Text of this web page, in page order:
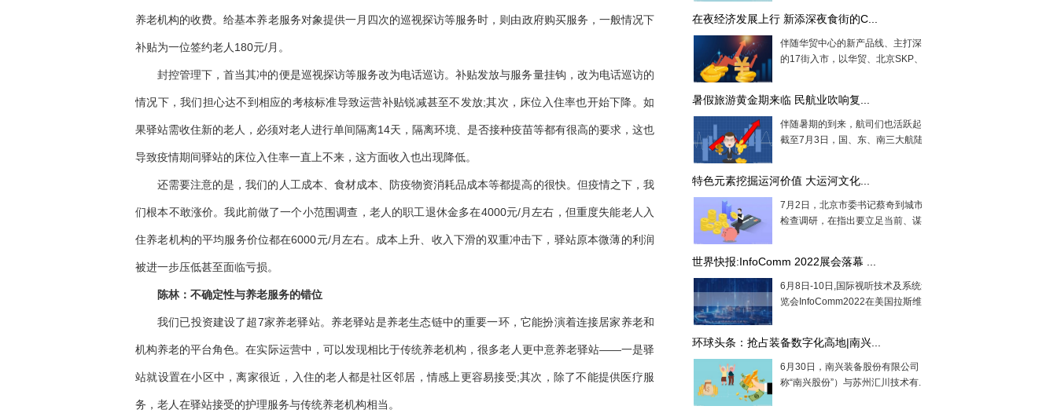
养老机构的收费。给基本养老服务对象提供一月四次的巡视探访等服务时，则由政府购买服务，一般情况下
补贴为一位签约老人180元/月。
封控管理下，首当其冲的便是巡视探访等服务改为电话巡访。补贴发放与服务量挂钩，改为电话巡访的
情况下，我们担心达不到相应的考核标准导致运营补贴锐减甚至不发放;其次，床位入住率也开始下降。如
果驿站需收住新的老人，必须对老人进行单间隔离14天，隔离环境、是否接种疫苗等都有很高的要求，这也
导致疫情期间驿站的床位入住率一直上不来，这方面收入也出现降低。
还需要注意的是，我们的人工成本、食材成本、防疫物资消耗品成本等都提高的很快。但疫情之下，我
们根本不敢涨价。我此前做了一个小范围调查，老人的职工退休金多在4000元/月左右，但重度失能老人入
住养老机构的平均服务价位都在6000元/月左右。成本上升、收入下滑的双重冲击下，驿站原本微薄的利润
被进一步压低甚至面临亏损。
陈林：不确定性与养老服务的错位
我们已投资建设了超7家养老驿站。养老驿站是养老生态链中的重要一环，它能扮演着连接居家养老和
机构养老的平台角色。在实际运营中，可以发现相比于传统养老机构，很多老人更中意养老驿站——一是驿
站就设置在小区中，离家很近，入住的老人都是社区邻居，情感上更容易接受;其次，除了不能提供医疗服
务，老人在驿站接受的护理服务与传统养老机构相当。
在夜经济发展上行 新添深夜食街的C...
伴随华贸中心的新产品线、主打深夜食堂
的17街入市，以华贸、北京SKP、国贸...
暑假旅游黄金期来临 民航业吹响复...
伴随暑期的到来，航司们也活跃起来了。
截至7月3日，国、东、南三大航陆续恢...
特色元素挖掘运河价值 大运河文化...
7月2日，北京市委书记蔡奇到城市副中心
检查调研，在指出要立足当前、谋划长...
世界快报:InfoComm 2022展会落幕 ...
6月8日-10日,国际视听技术及系统集成展
览会InfoComm2022在美国拉斯维加斯盛...
环球头条：抢占装备数字化高地|南兴...
6月30日，南兴装备股份有限公司（以下简
称“南兴股份”）与苏州汇川技术有...